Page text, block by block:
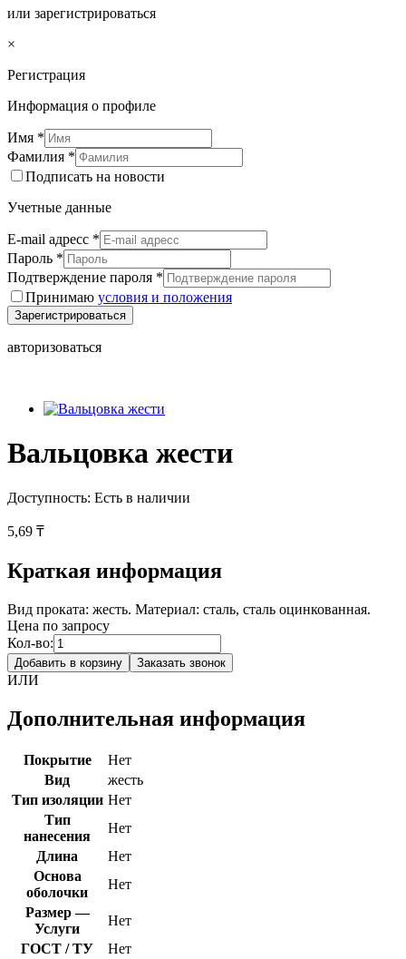
или зарегистрироваться
×
Регистрация
Информация о профиле
Имя *
Фамилия *
Подписать на новости
Учетные данные
E-mail адресс *
Пароль *
Подтверждение пароля *
Принимаю условия и положения
Зарегистрироваться
авторизоваться
Вальцовка жести
Доступность: Есть в наличии
5,69 ₸
Краткая информация
Вид проката: жесть. Материал: сталь, сталь оцинкованная.
Цена по запросу
Кол-во:
Добавить в корзину Заказать звонок
ИЛИ
Дополнительная информация
Покрытие
Нет
Вид
жесть
Тип изоляции Нет
Тип
нанесения
Нет
Длина
Нет
Основа
оболочки
Нет
Размер —
Услуги
Нет
ГОСТ / ТУ
Нет